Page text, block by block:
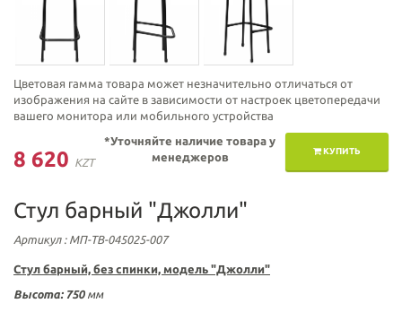
Цветовая гамма товара может незначительно отличаться от
изображения на сайте в зависимости от настроек цветопередачи
вашего монитора или мобильного устройства
8 620 KZT
КУПИТЬ
*Уточняйте наличие товара у
менеджеров
Стул барный "Джолли"
Артикул: МП-ТВ-045025-007
Стул барный, без спинки, модель "Джолли"
Высота:750 мм